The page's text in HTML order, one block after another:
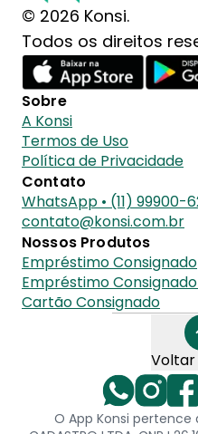
© 2026 Konsi.
Todos os direitos
Sobre
A Konsi
Termos de Uso
Política de Privacidade
Contato
WhatsApp • (11) 99900-
contato@konsi.com.br
Nossos Produtos
Empréstimo Consignado
Empréstimo
Cartão Consignado
O App Konsi pertence à